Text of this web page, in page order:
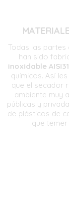
Todas las
han sido
inoxidable
químicos. Así
que el secador
ambiente muy
públicas y
de plásticos de
que